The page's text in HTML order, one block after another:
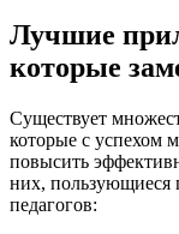
Лучшие
которые
Существует
которые с успехом
повысить
них, пользующиеся
педагогов: